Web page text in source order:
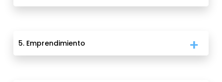
5. Emprendimiento